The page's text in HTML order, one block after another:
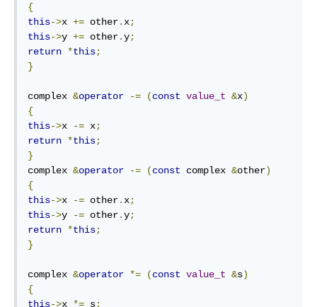
{
this->x += other. x;
this->y += other.y;
return *this;
}
complex &operator -= (const value_t &x)
{
this->x -= x;
return *this;
}
complex &operator -= (const complex &other)
{
this->x -= other. x;
this->y -= other.y;
return *this;
}
complex &operator *= (const value_t &s)
{
this->x *= s;